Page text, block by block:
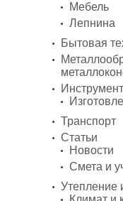
Мебель
Лепнина
Бытовая
Транспорт
Статьи
Новости
Смета и
Утепление